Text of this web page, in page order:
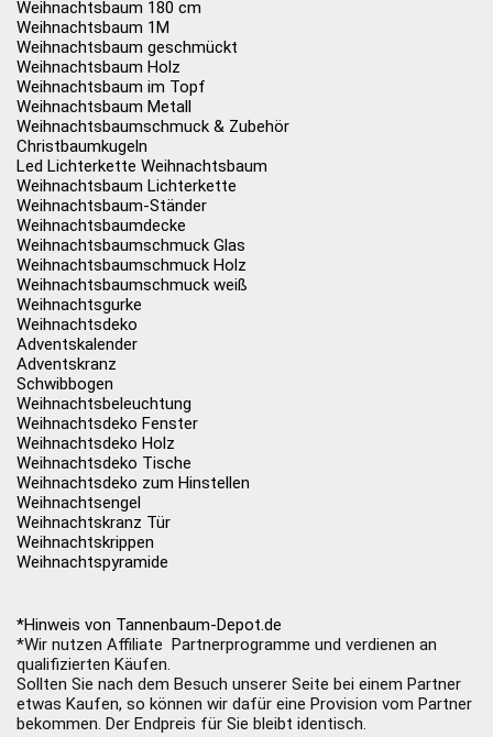
Weihnachtsbaum 180 cm
Weihnachtsbaum 1M
Weihnachtsbaum geschmückt
Weihnachtsbaum Holz
Weihnachtsbaum im Topf
Weihnachtsbaum Metall
Weihnachtsbaumschmuck & Zubehör
Christbaumkugeln
Led Lichterkette Weihnachtsbaum
Weihnachtsbaum Lichterkette
Weihnachtsbaum-Ständer
Weihnachtsbaumdecke
Weihnachtsbaumschmuck Glas
Weihnachtsbaumschmuck Holz
Weihnachtsbaumschmuck weiß
Weihnachtsgurke
Weihnachtsdeko
Adventskalender
Adventskranz
Schwibbogen
Weihnachtsbeleuchtung
Weihnachtsdeko Fenster
Weihnachtsdeko Holz
Weihnachtsdeko Tische
Weihnachtsdeko zum Hinstellen
Weihnachtsengel
Weihnachtskranz Tür
Weihnachtskrippen
Weihnachtspyramide
*Hinweis von Tannenbaum-Depot.de
*Wir nutzen Affiliate Partnerprogramme und verdienen an
qualifizierten Käufen.
Sollten Sie nach dem Besuch unserer Seite bei einem Partner
etwas Kaufen, so können wir dafür eine Provision vom Partner
bekommen. Der Endpreis für Sie bleibt identisch.